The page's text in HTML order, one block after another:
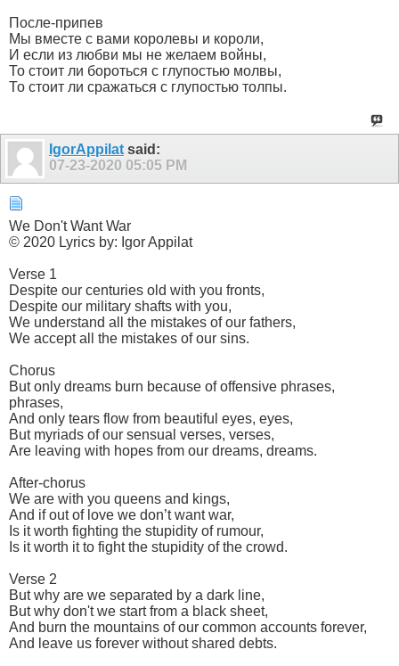
После-припев
Мы вместе с вами королевы и короли,
И если из любви мы не желаем войны,
То стоит ли бороться с глупостью молвы,
То стоит ли сражаться с глупостью толпы.
IgorAppilat said:
07-23-2020 05:05 PM
We Don't Want War
© 2020 Lyrics by: Igor Appilat
Verse 1
Despite our centuries old with you fronts,
Despite our military shafts with you,
We understand all the mistakes of our fathers,
We accept all the mistakes of our sins.
Chorus
But only dreams burn because of offensive phrases,
phrases,
And only tears flow from beautiful eyes, eyes,
But myriads of our sensual verses, verses,
Are leaving with hopes from our dreams, dreams.
After-chorus
We are with you queens and kings,
And if out of love we don’t want war,
Is it worth fighting the stupidity of rumour,
Is it worth it to fight the stupidity of the crowd.
Verse 2
But why are we separated by a dark line,
But why don't we start from a black sheet,
And burn the mountains of our common accounts forever,
And leave us forever without shared debts.